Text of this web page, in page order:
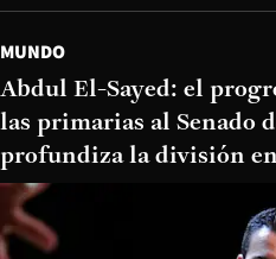
MUNDO
Abdul El-Sayed: el
las primarias al Senado
profundiza la división